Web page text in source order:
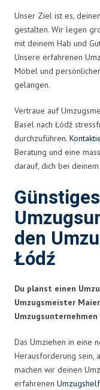
Unser Ziel ist es,
gestalten. Wir legen
mit deinem Hab und
Unsere erfahrenen
Möbel und
gelangen.
Vertraue auf
Basel nach Łódź
durchzuführen.
Beratung und eine
darauf, dich bei
Günstiges
den
Łódź
Du planst einen
Umzugsmeister
Das Umziehen in eine
Herausforderung sein,
machen wir deinen
erfahrenen